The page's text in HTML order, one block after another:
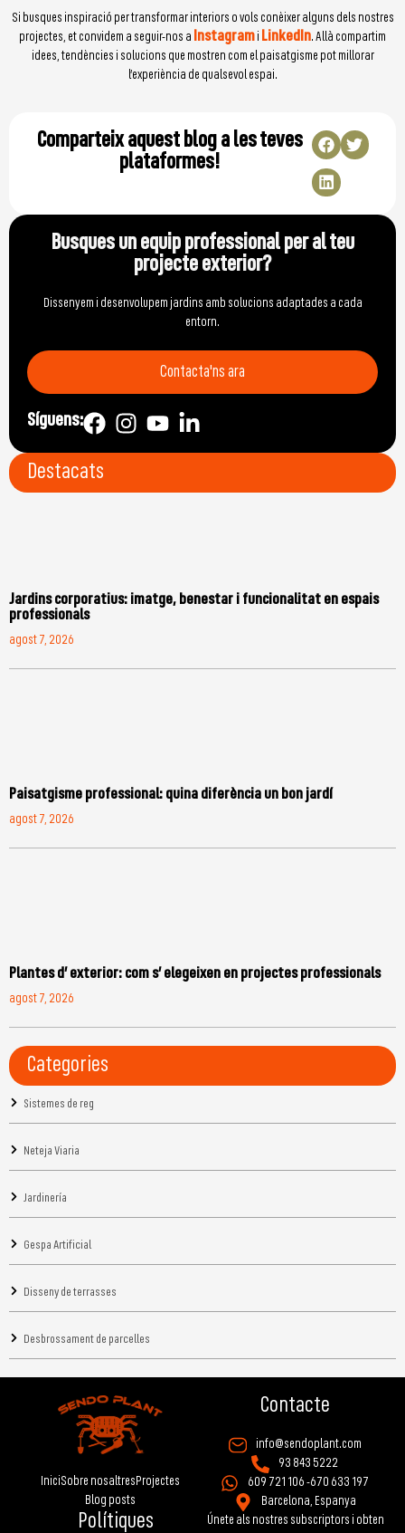
Si busques inspiració per transformar interiors o vols conèixer alguns dels nostres
projectes, et convidem a seguir-nos a Instagram i LinkedIn. Allà compartim
idees, tendències i solucions que mostren com el paisatgisme pot millorar
l’experiència de qualsevol espai.
Comparteix aquest blog a les teves
plataformes!
Busques un equip professional per al teu
projecte exterior?
Dissenyem i desenvolupem jardins amb solucions adaptades a cada
entorn.
Contacta'ns ara
Síguens:
Destacats
Jardins corporatius: imatge, benestar i funcionalitat en espais
professionals
agost 7, 2026
Paisatgisme professional: quina diferència un bon jardí
agost 7, 2026
Plantes d’ exterior: com s’ elegeixen en projectes professionals
agost 7, 2026
Categories
Sistemes de reg
Neteja Viaria
Jardinería
Gespa Artificial
Disseny de terrasses
Desbrossament de parcelles
IniciSobre nosaltres Projectes
Blog posts
Contacte
info@sendoplant.com
93 843 5222
609 721 106 -670 633 197
Barcelona, Espanya
Polítiques Únete als nostres subscriptors i obten